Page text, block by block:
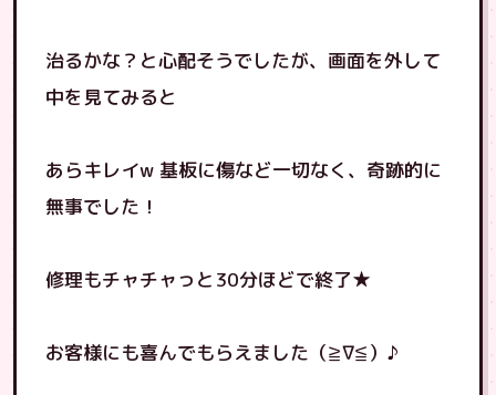
治るかな？と心配そうでしたが、画面を外して
中を見てみると
あらキレイw 基板に傷など一切なく、奇跡的に
無事でした！
修理もチャチャっと30分ほどで終了★
お客様にも喜んでもらえました（≧∇≦）♪